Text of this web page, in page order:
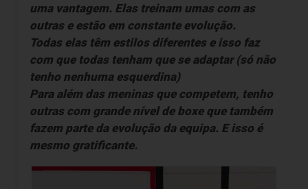
uma vantagem. Elas treinam umas com as
outras e estão em constante evolução.
Todas elas têm estilos diferentes e isso faz
com que todas tenham que se adaptar (só não
tenho nenhuma esquerdina)
Para além das meninas que competem, tenho
outras com grande nível de boxe que também
fazem parte da evolução da equipa. E isso é
mesmo gratificante.